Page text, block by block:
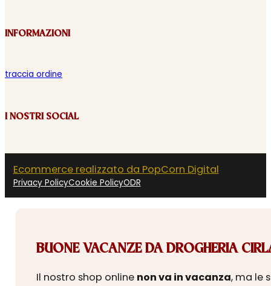
INFORMAZIONI
traccia ordine
I NOSTRI SOCIAL
Ecommerce realizzato da PopCorn Digital
Privacy PolicyCookie PolicyODR
BUONE VACANZE DA DROGHERIA
Il nostro shop online non va in vacanza, ma le